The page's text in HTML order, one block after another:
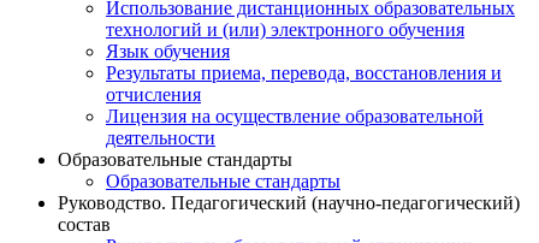
Использование дистанционных образовательных
технологий и (или) электронного обучения
Язык обучения
Результаты приема, перевода, восстановления и
отчисления
Лицензия на осуществление образовательной
деятельности
Образовательные стандарты
Образовательные стандарты
Руководство. Педагогический (научно-педагогический)
состав